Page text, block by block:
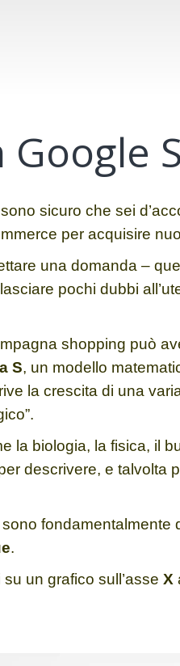
Google
sicuro che sei
per acquisire
una domanda –
pochi dubbi
shopping può
S, un modello
la crescita di una
la biologia, la fisica, il
descrivere, e talvolta
.
un grafico sull’asse X